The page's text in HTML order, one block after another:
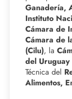
Ganadería,
Instituto
Cámara de
Cámara de
(Cilu), la
del Uruguay
Técnica del
Alimentos,